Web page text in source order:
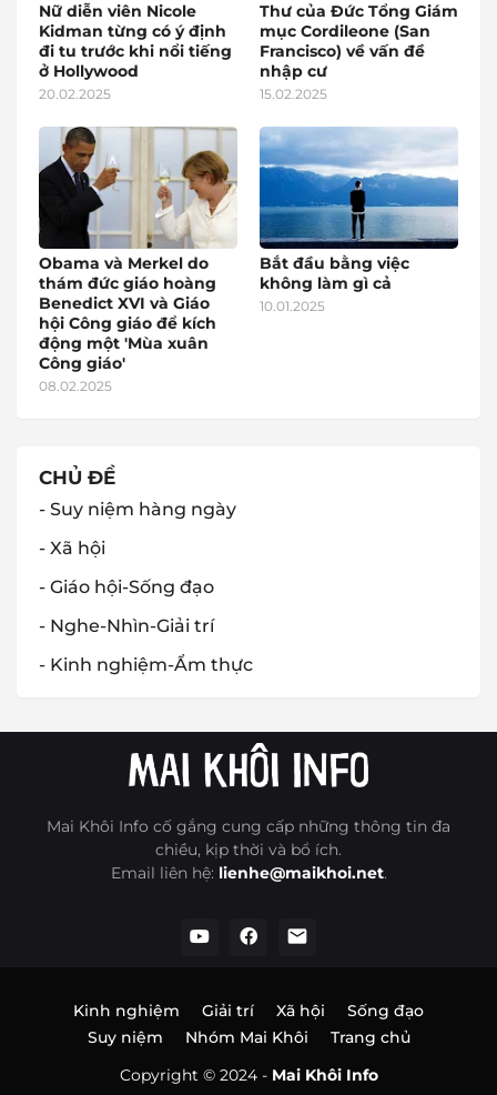
Nữ diễn viên Nicole
Kidman từng có ý định
đi tu trước khi nổi tiếng
ở Hollywood
20.02.2025
Thư của Đức Tổng Giám
mục Cordileone (San
Francisco) về vấn đề
nhập cư
15.02.2025
Obama và Merkel do
thám đức giáo hoàng
Benedict XVI và Giáo
hội Công giáo để kích
động một 'Mùa xuân
Công giáo'
08.02.2025
Bắt đầu bằng việc
không làm gì cả
10.01.2025
CHỦ ĐỀ
- Suy niệm hàng ngày
- Xã hội
- Giáo hội-Sống đạo
- Nghe-Nhìn-Giải trí
- Kinh nghiệm-Ẩm thực
Mai Khôi Info cố gắng cung cấp những thông tin đa
chiều, kịp thời và bổ ích.
Email liên hệ: lienhe@maikhoi.net.
Copyright © 2024 - Mai Khôi Info
Kinh nghiệm Giải trí Xã hội
Sống đạo
Suy niệm
Nhóm Mai Khôi Trang chủ